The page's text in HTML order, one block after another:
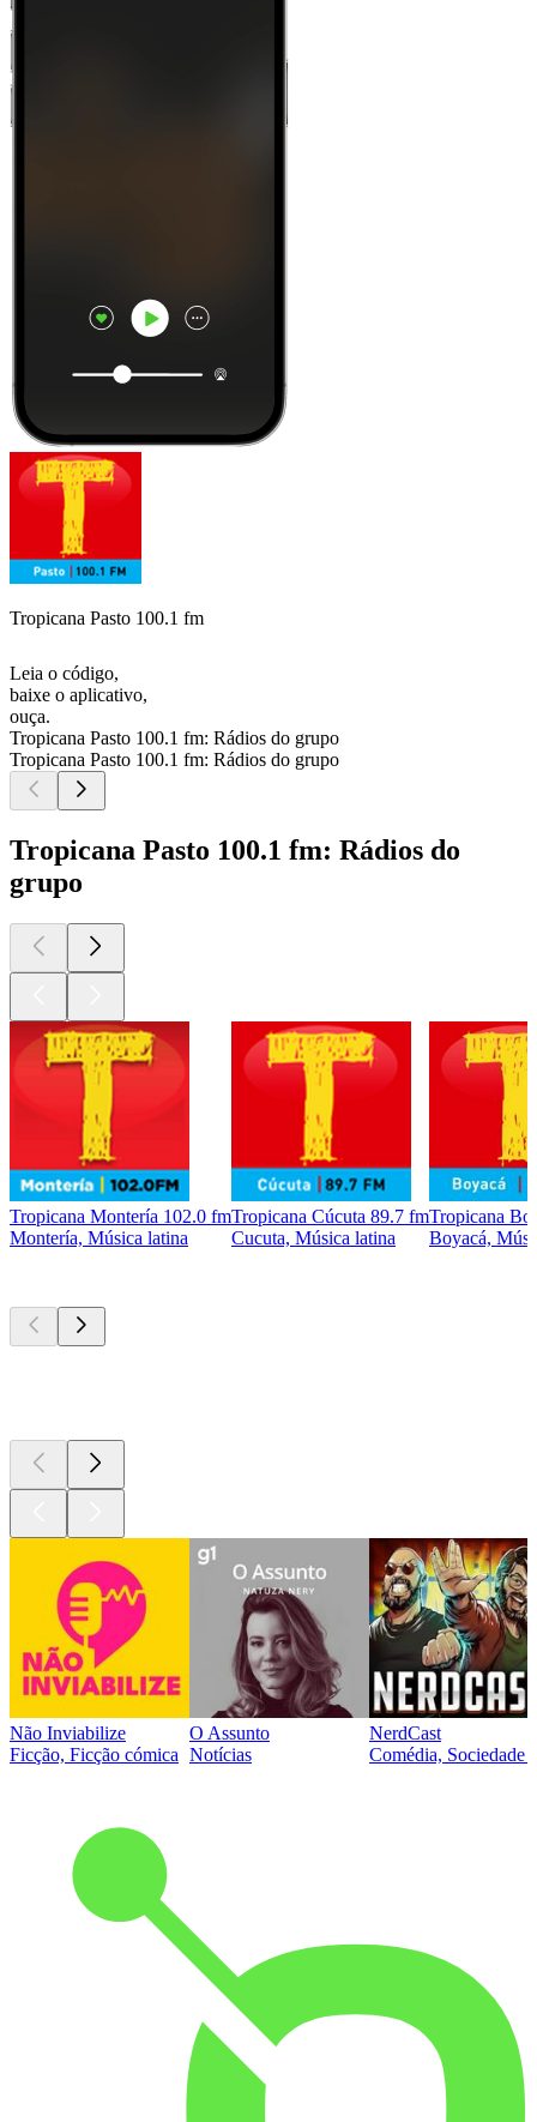
Tropicana Pasto 100.1 fm
Leia o código,
baixe o aplicativo,
ouça.
Tropicana Pasto 100.1 fm: Rádios do grupo
Tropicana Pasto 100.1 fm: Rádios do grupo
Tropicana Pasto 100.1 fm: Rádios do
grupo
Tropicana Montería 102.0 fm
Montería, Música latina
Tropicana Cúcuta 89.7 fm
Cucuta, Música latina
Tropicana
Boyacá,
Não Inviabilize
Ficção, Ficção cómica
O Assunto
Notícias
NerdCast
Comédia, Sociedade